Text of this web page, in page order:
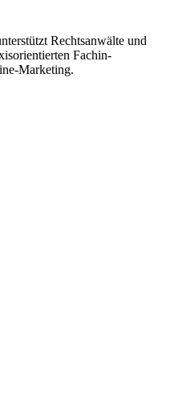
Rechtsanwälte und
Fachin-
Marketing.